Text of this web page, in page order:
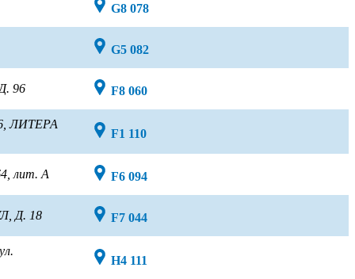
G8 078
G5 082
96 F8 060
ЛИТЕРА
F1 110
лит. А F6 094
Д. 18 F7 044
H4 111